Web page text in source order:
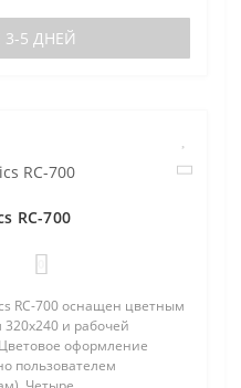
5 ДНЕЙ
RC-700
RC-700 оснащен цветным
и рабочей
оформление
пользователем